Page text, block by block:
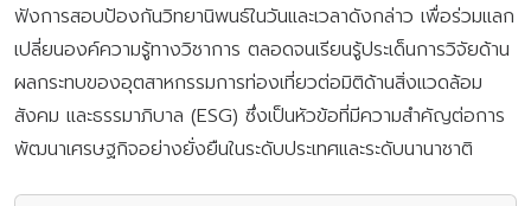
ฟังการสอบป้องกันวิทยานิพนธ์ในวันและเวลาดังกล่าว เพื่อร่วมแลก
เปลี่ยนองค์ความรู้ทางวิชาการ ตลอดจนเรียนรู้ประเด็นการวิจัยด้าน
ผลกระทบของอุตสาหกรรมการท่องเที่ยวต่อมิติด้านสิ่งแวดล้อม
สังคม และธรรมาภิบาล (ESG) ซึ่งเป็นหัวข้อที่มีความสำคัญต่อการ
พัฒนาเศรษฐกิจอย่างยั่งยืนในระดับประเทศและระดับนานาชาติ